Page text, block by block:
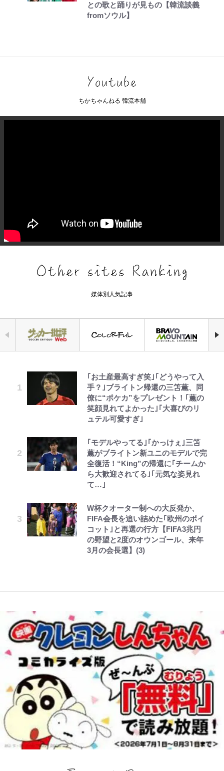
との歌と踊りが見もの【韓流談義
fromソウル】
ちかちゃんねる 韓流本舗
媒体別人気記事
｢お土産最高すぎ笑｣｢どうやって入
手？｣ブライトン帰還の三笘薫、同
僚に“ポケカ”をプレゼント！｢薫の
笑顔見れてよかった｣｢大喜びのリ
ュテル可愛すぎ｣
｢モデルやってる｣｢かっけぇ｣三笘
薫がブライトン新ユニのモデルで完
全復活！“King”の帰還に｢チームか
ら大歓迎されてる｣｢元気な姿見れ
て…｣
W杯クオーター制への大反発か、
FIFA会長を追い詰めた｢欧州のボイ
コット｣と再選の行方【FIFA3兆円
の野望と2度のオウンゴール、来年
3月の会長選】(3)
空の轍と大地の雲と 第1回
第3回 出版までの道のり・その2
レビュー『仮面家族』悠木シュン・
著
アユは「怒らせて掛ける」魚だっ
た！ ルアーを追わせて釣りあげる
「アユイング」のオリジナリティ＆
おもしろさを知る
リング」での「NGパッキング」7
選！ 安全＆快適につながる「荷物
の順序や位置」積載のコツとは？
「実体験レポ」
けど……」 グラベルバイクで暑さ
に負けそうなヒルクライム、砂利道
を疾走して少年時代を振り返る50
代の夏 長野県｜2026年
『ちいかわ』ファンの記憶に残る
「恐怖キャラ」の戦慄シーン 小さ
くてかわいい世界なのに「見た目か
らしてヤバイ…」
ZZ』いまだ語り継がれる「伝説の
トンデモシーン」 「Zザク」に
「謎の光」も…
令和のNBAを先取りしていた!?
た「驚きの戦術」ストレッチ5に大
型ポイントガードも…
元衆院議員・山尾志桜里が語る誹謗
中傷動画…「計り知れない」切り抜
き落選運動の影響と今語る「保育園
落ちた日本死ね」
『天才てれびくん』時代の学びと
22歳でアイドルの道を切り拓いた
「人生最大の決断」
三代目魚武濱田成夫「すっごい勉強
高校に受かった理由「落ちたと思っ
てたので合格発表も行かなかったん
です」
公式-ヒロインが来る前に妊娠しま
した~詰んだはずの悪役令嬢です
が、どうやら違うようです~ 第1話
公式-雑用付与術師が自分の最強に
公式-転生したら平民でした。~生活
水準に耐えられないので貴族を目指
します~ 第37話(2)
浅草は日本の心だゾ
ボンジュールでポンジュースだゾ
とうちゃんが出世するゾ
「危ない」「やめて」第1子妊娠中
の田中みな実、ゴリゴリヒール着用
に心配の声…ザックリ衣装にも意見
続々
ちゃモテる」 年収7億円・お洒落・
包容力…超愛される日本代表
長瀬智也の“角刈りちっく短髪”変
貌姿に「超絶イケメン」大反響 意
目